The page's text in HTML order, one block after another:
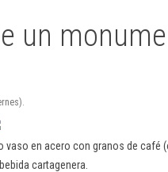
un
vaso en acero con granos de café
cartagenera.